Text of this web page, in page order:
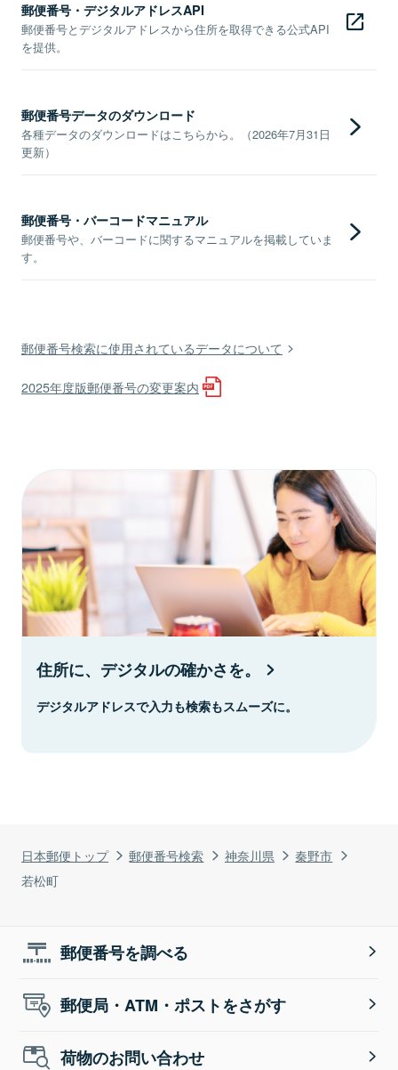
日本郵便トップ 郵便番号検索 神奈川県
秦野市
若松町
郵便番号・デジタルアドレスAPI
郵便番号とデジタルアドレスから住所を取得できる公式API
を提供。
郵便番号データのダウンロード
各種データのダウンロードはこちらから。（2026年7月31日
更新）
郵便番号・バーコードマニュアル
郵便番号や、バーコードに関するマニュアルを掲載していま
す。
郵便番号検索に使用されているデータについて
2025年度版郵便番号の変更案内
住所に、デジタルの確かさを。
デジタルアドレスで入力も検索もスムーズに。
郵便番号を調べる
郵便局・ATM・ポストをさがす
荷物のお問い合わせ